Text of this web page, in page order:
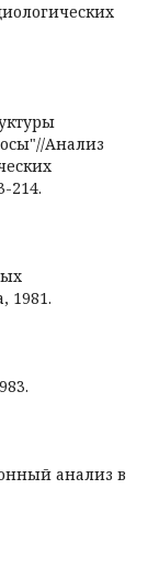
Анализ
214.
1981.
анализ в